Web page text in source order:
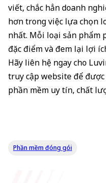
viết, chắc hẳn doanh
hơn trong việc lựa chọn
nhất. Mỗi loại sản phẩm
đặc điểm và đem lại lợi
Hãy liên hệ ngay cho
truy cập website để được
phần mềm uy tín, chất
Phần mềm đóng gói